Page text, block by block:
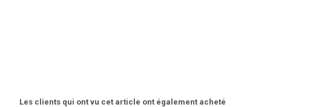
Les clients qui ont vu cet article ont également acheté